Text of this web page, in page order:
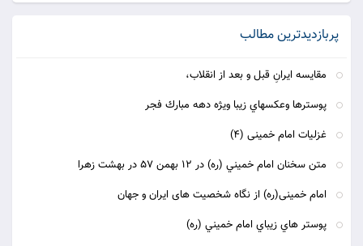
پربازدیدترین مطالب
مقایسه ایرانِ قبل و بعد از انقلاب،
پوسترها وعكسهاي زيبا ويژه دهه مبارك فجر
غزلیات امام خمینی (4)
متن سخنان امام خميني (ره) در 12 بهمن 57 در بهشت زهرا
امام خمینی(ره) از نگاه شخصیت های ایران و جهان
پوستر هاي زيباي امام خميني (ره)